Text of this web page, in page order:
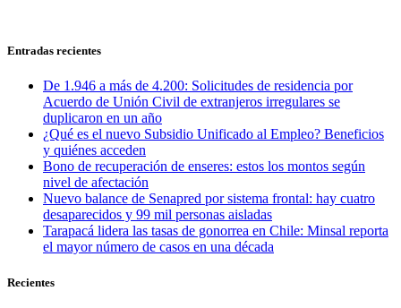
Entradas recientes
De 1.946 a más de 4.200: Solicitudes de residencia por
Acuerdo de Unión Civil de extranjeros irregulares se
duplicaron en un año
¿Qué es el nuevo Subsidio Unificado al Empleo? Beneficios
y quiénes acceden
Bono de recuperación de enseres: estos los montos según
nivel de afectación
Nuevo balance de Senapred por sistema frontal: hay cuatro
desaparecidos y 99 mil personas aisladas
Tarapacá lidera las tasas de gonorrea en Chile: Minsal reporta
el mayor número de casos en una década
Recientes